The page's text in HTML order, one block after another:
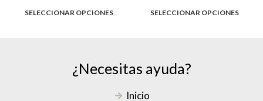
SELECCIONAR OPCIONES SELECCIONAR OPCIONES
¿Necesitas ayuda?
Inicio